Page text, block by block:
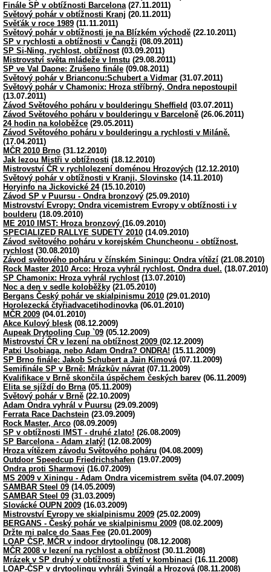
Finále SP v obtížnosti Barcelona (27.11.2011)
Světový pohár v obtížnosti Kranj (20.11.2011)
Svěťák v roce 1989 (11.11.2011)
Světový pohár v obtížnosti je na Blízkém východě (22.10.2011)
SP v rychlosti a obtížnosti v Čangži (08.09.2011)
SP Si-Ning, rychlost, obtížnost(03.09.2011)
Mistrovství světa mládeže v Imstu (29.08.2011)
SP ve Val Daone: Zrušeno finále (09.08.2011)
Světový pohár v Brianconu:Schubert a Vidmar (31.07.2011)
Světový pohár v Chamonix: Hroza stříbrný, Ondra nepostoupil
(13.07.2011)
Závod Světového poháru v boulderingu Sheffield (03.07.2011)
Závod Světového poháru v boulderingu v Barceloně (26.06.2011)
24 hodin na koloběžce (29.05.2011)
Závod Světového poháru v boulderingu a rychlosti v Miláně.
(17.04.2011)
MČR 2010 Brno (31.12.2010)
Jak lezou Mistři v obtížnosti (18.12.2010)
Mistrovství ČR v rychlolezení doménou Hrozových (12.12.2010)
Světový pohár v obtížnosti v Kranji, Slovinsko (14.11.2010)
Horyinfo na Jickovické 24(15.10.2010)
Závod SP v Puursu - Ondra bronzový (25.09.2010)
Mistrovství Evropy: Ondra vicemistrem Evropy v obtížnosti i v
boulderu (18.09.2010)
ME 2010 IMST: Hroza bronzový (16.09.2010)
SPECIALIZED RALLYE SUDETY 2010 (14.09.2010)
Závod světového poháru v korejském Chuncheonu - obtížnost,
rychlost(30.08.2010)
Závod světového poháru v čínském Siningu: Ondra vítězí (21.08.2010)
Rock Master 2010 Arco: Hroza vyhrál rychlost, Ondra duel. (18.07.2010)
SP Chamonix: Hroza vyhrál rychlost(13.07.2010)
Noc a den v sedle koloběžky (21.05.2010)
Bergans Český pohár ve skialpinismu 2010 (29.01.2010)
Horolezecká čtyřiadvacetihodinovka (06.01.2010)
MČR 2009 (04.01.2010)
Akce Kulový blesk (08.12.2009)
Aupeak Drytooling Cup `09 (05.12.2009)
Mistrovství ČR v lezení na obtížnost 2009 (02.12.2009)
Patxi Usobiaga, nebo Adam Ondra? ONDRA! (15.11.2009)
SP Brno finále: Jakob Schubert a Jain Kimová (07.11.2009)
Semifinále SP v Brně: Mrázkův návrat(07.11.2009)
Kvalifikace v Brně skončila úspěchem českých barev (06.11.2009)
Elita se sjíždí do Brna (05.11.2009)
Světový pohár v Brně (22.10.2009)
Adam Ondra vyhrál v Puursu (29.09.2009)
Ferrata Race Dachstein (23.09.2009)
Rock Master, Arco (08.09.2009)
SP v obtížnosti IMST - druhé zlato! (26.08.2009)
SP Barcelona - Adam zlatý! (12.08.2009)
Hroza vítězem závodu Světového poháru (04.08.2009)
Outdoor Speedcup Friedrichshafen (19.07.2009)
Ondra proti Sharmovi (16.07.2009)
MS 2009 v Xiningu - Adam Ondra vicemistrem světa (04.07.2009)
SAMBAR Steel 09 (14.05.2009)
SAMBAR Steel 09 (31.03.2009)
Slovácké OUPN 2009 (16.03.2009)
Mistrovství Evropy ve skialpinismu 2009 (25.02.2009)
BERGANS - Český pohár ve skialpinismu 2009 (08.02.2009)
Držte mi palce do Saas Fee (20.01.2009)
LOAP ČSP, MČR v indoor drytoolingu (08.12.2008)
MČR 2008 v lezení na rychlost a obtížnost(30.11.2008)
Mrázek v SP druhý v obtížnosti a třetí v kombinaci (16.11.2008)
LOAP-ČSP v drytoolingu vyhráli Švingál a Hrozová (08.11.2008)